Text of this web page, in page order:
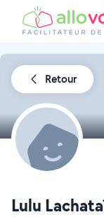
Retour
Lulu